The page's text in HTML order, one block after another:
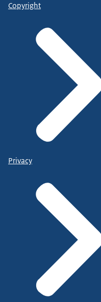
Copyright
Privacy